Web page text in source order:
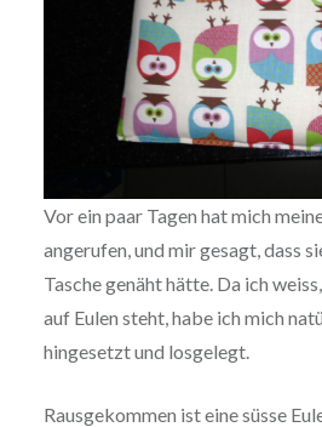
Vor ein paar Tagen hat mich
angerufen, und mir gesagt, dass
Tasche genäht hätte. Da ich
auf Eulen steht, habe ich mich
hingesetzt und losgelegt.
Rausgekommen ist eine süsse